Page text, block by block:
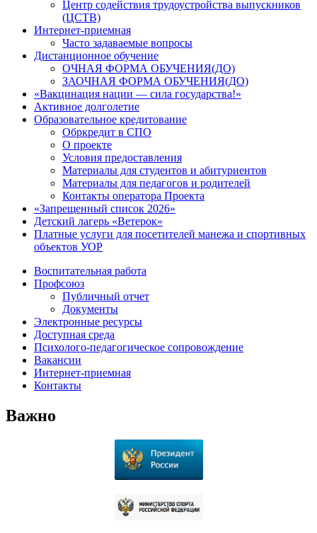
Центр содействия трудоустройства выпускников
(ЦСТВ)
Интернет-приемная
Часто задаваемые вопросы
Дистанционное обучение
ОЧНАЯ ФОРМА ОБУЧЕНИЯ(ДО)
ЗАОЧНАЯ ФОРМА ОБУЧЕНИЯ(ДО)
«Вакцинация нации — сила государства!»
Активное долголетие
Образовательное кредитование
Обркредит в СПО
О проекте
Условия предоставления
Материалы для студентов и абитуриентов
Материалы для педагогов и родителей
Контакты оператора Проекта
«Запрещенный список 2026»
Детский лагерь «Ветерок»
Платные услуги для посетителей манежа и спортивных
объектов УОР
Воспитательная работа
Профсоюз
Публичный отчет
Документы
Электронные ресурсы
Доступная среда
Психолого-педагогическое сопровождение
Вакансии
Интернет-приемная
Контакты
Важно